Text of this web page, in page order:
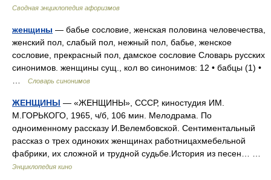
Сводная энциклопедия афоризмов
женщины — бабье сословие, женская половина человечества,
женский пол, слабый пол, нежный пол, бабье, женское
сословие, прекрасный пол, дамское сословие Словарь русских
синонимов. женщины сущ., кол во синонимов: 12 • бабцы (1) •
Словарь синонимов
ЖЕНЩИНЫ — «ЖЕНЩИНЫ», СССР, киностудия ИМ.
М.ГОРЬКОГО, 1965, ч/б, 106 мин. Мелодрама. По
одноименному рассказу И.Велембовской. Сентиментальный
рассказ о трех одиноких женщинах работницахмебельной
фабрики, их сложной и трудной судьбе.История из песен… …
Энциклопедия кино